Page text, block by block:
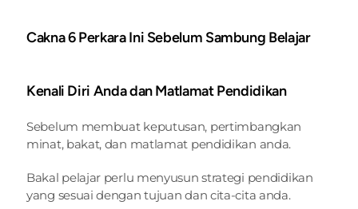
Cakna 6 Perkara Ini Sebelum Sambung Belajar
Kenali Diri Anda dan Matlamat Pendidikan
Sebelum membuat keputusan, pertimbangkan
minat, bakat, dan matlamat pendidikan anda.
Bakal pelajar perlu menyusun strategi pendidikan
yang sesuai dengan tujuan dan cita-cita anda.